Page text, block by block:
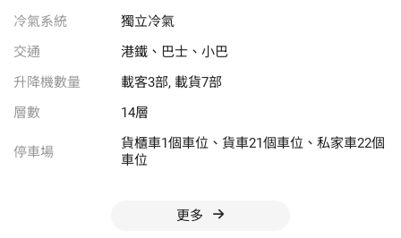
冷氣系統
獨立冷氣
交通
港鐵、巴士、小巴
升降機數量
載客3部, 載貨7部
層數
14層
停車場
貨櫃車1個車位、貨車21個車位、私家車22個
車位
更多